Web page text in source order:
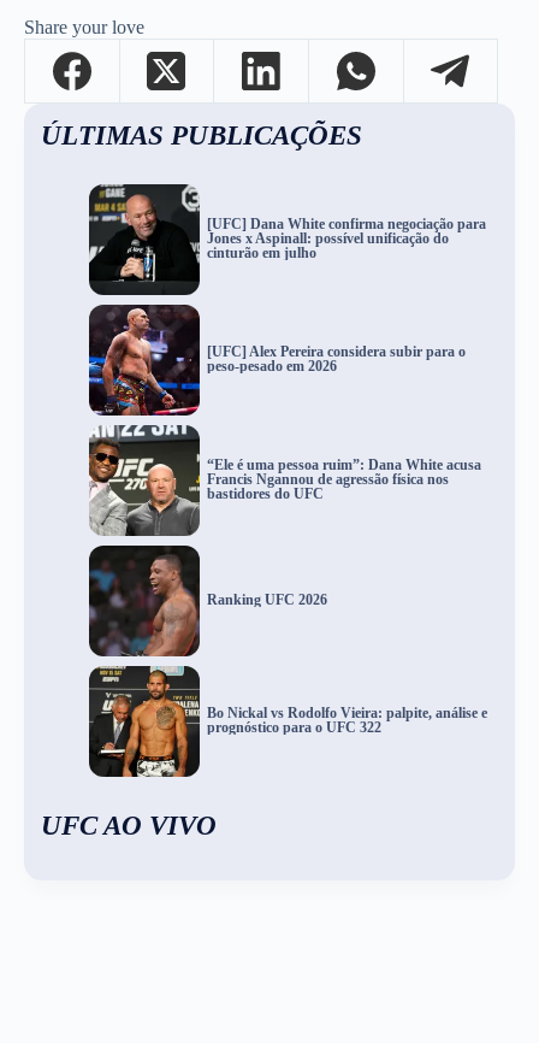
Share your love
ÚLTIMAS PUBLICAÇÕES
[UFC] Dana White confirma negociação para
Jones x Aspinall: possível unificação do
cinturão em julho
[UFC] Alex Pereira considera subir para o
peso-pesado em 2026
“Ele é uma pessoa ruim”: Dana White acusa
Francis Ngannou de agressão física nos
bastidores do UFC
Ranking UFC 2026
Bo Nickal vs Rodolfo Vieira: palpite, análise e
prognóstico para o UFC 322
UFC AO VIVO